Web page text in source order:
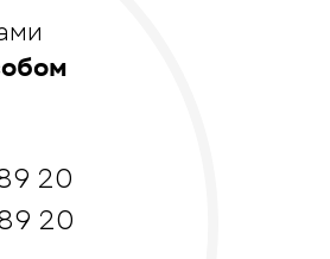
20
20